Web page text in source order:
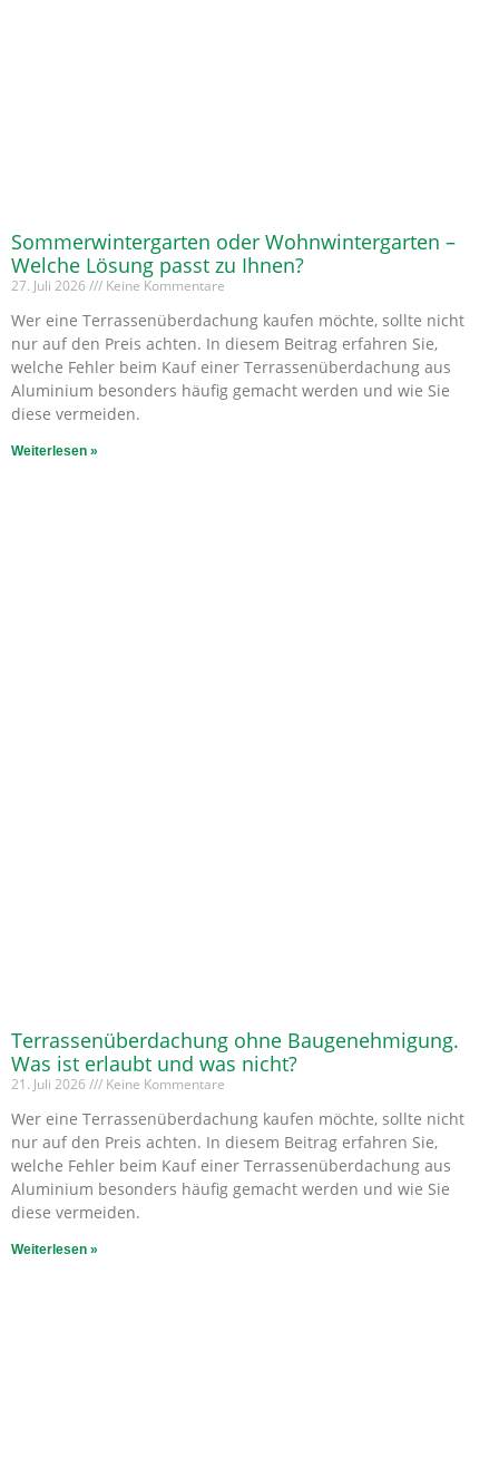
Sommerwintergarten oder Wohnwintergarten –
Welche Lösung passt zu Ihnen?
27. Juli 2026 Keine Kommentare
Wer eine Terrassenüberdachung kaufen möchte, sollte nicht
nur auf den Preis achten. In diesem Beitrag erfahren Sie,
welche Fehler beim Kauf einer Terrassenüberdachung aus
Aluminium besonders häufig gemacht werden und wie Sie
diese vermeiden.
Weiterlesen »
Terrassenüberdachung ohne Baugenehmigung.
Was ist erlaubt und was nicht?
21. Juli 2026 Keine Kommentare
Wer eine Terrassenüberdachung kaufen möchte, sollte nicht
nur auf den Preis achten. In diesem Beitrag erfahren Sie,
welche Fehler beim Kauf einer Terrassenüberdachung aus
Aluminium besonders häufig gemacht werden und wie Sie
diese vermeiden.
Weiterlesen »